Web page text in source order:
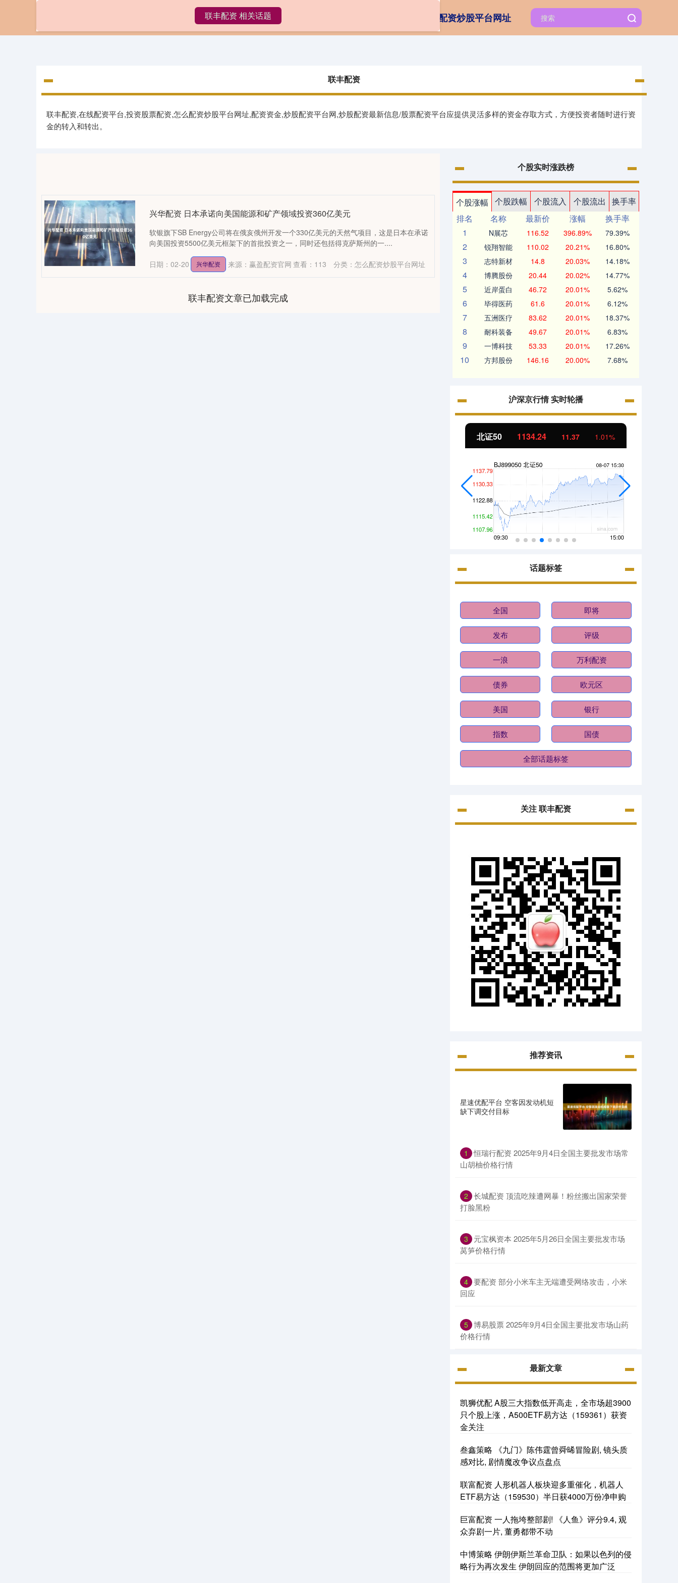
联丰配资 在线配资平台 怎么配资炒股平台网址
联丰配资
联丰配资,在线配资平台,投资股票配资,怎么配资炒股平台网址,配资资金,炒股配资平台网,炒股配资最新信息/股票配资平台应提供灵活多样的资金存取方式，方便投资者随时进行资
金的转入和转出。
联丰配资 相关话题
兴华配资 日本承诺向美国能源和矿产领域投资360亿美元
软银旗下SB Energy公司将在俄亥俄州开发一个330亿美元的天然气项目，这是日本在承诺
向美国投资5500亿美元框架下的首批投资之一，同时还包括得克萨斯州的一....
日期：02-20 兴华配资 来源：赢盈配资官网 查看： 113 分类： 怎么配资炒股平台网址
联丰配资文章已加载完成
个股实时涨跌榜
个股涨幅 个股跌幅 个股流入 个股流出
换手率
排名
名称 最新价 涨幅
换手率
1
N展芯 116.52 396.89% 79.39%
2 锐翔智能 110.02 20.21% 16.80%
3 志特新材 14.8 20.03% 14.18%
4 博腾股份 20.44 20.02% 14.77%
5 近岸蛋白 46.72 20.01% 5.62%
6 毕得医药 61.6 20.01% 6.12%
7 五洲医疗 83.62 20.01% 18.37%
8 耐科装备 49.67 20.01% 6.83%
9 一博科技 53.33 20.01% 17.26%
10 方邦股份 146.16 20.00% 7.68%
沪深京行情 实时轮播
北证50 1134.24 11.37 1.01%
话题标签
全国 即将
发布 评级
一浪 万利配资
债券 欧元区
美国 银行
指数 国债
全部话题标签
关注 联丰配资
推荐资讯
星速优配平台 空客因发动机短
缺下调交付目标
1
恒瑞行配资 2025年9月4日全国主要批发市场常
山胡柚价格行情
2 长城配资 顶流吃辣遭网暴！粉丝搬出国家荣誉
打脸黑粉
3
元宝枫资本 2025年5月26日全国主要批发市场
莴笋价格行情
4 要配资 部分小米车主无端遭受网络攻击，小米
回应
5 博易股票 2025年9月4日全国主要批发市场山药
价格行情
最新文章
凯狮优配 A股三大指数低开高走，全市场超3900
只个股上涨，A500ETF易方达（159361）获资
金关注
叁鑫策略 《九门》陈伟霆曾舜晞冒险剧, 镜头质
感对比, 剧情魔改争议点盘点
联富配资 人形机器人板块迎多重催化，机器人
ETF易方达（159530）半日获4000万份净申购
巨富配资 一人拖垮整部剧! 《人鱼》评分9.4, 观
众弃剧一片, 董勇都带不动
中博策略 伊朗伊斯兰革命卫队：如果以色列的侵
略行为再次发生 伊朗回应的范围将更加广泛